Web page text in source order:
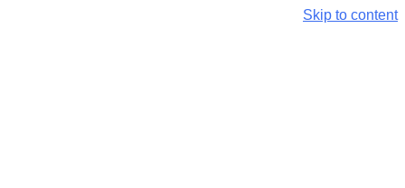
Skip to content